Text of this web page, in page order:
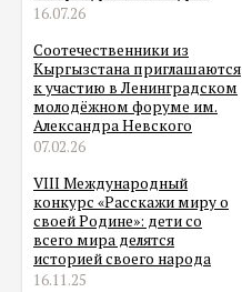
16.07.26
Соотечественники из
Кыргызстана приглашаются
к участию в Ленинградском
молодёжном форуме им.
Александра Невского
07.02.26
VIII Международный
конкурс «Расскажи миру о
своей Родине»: дети со
всего мира делятся
историей своего народа
16.11.25